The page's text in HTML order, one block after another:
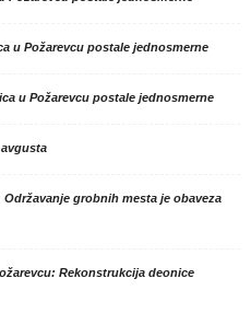
u Požarevcu postale jednosmerne
u Požarevcu postale jednosmerne
grobnih mesta je obaveza
Rekonstrukcija deonice